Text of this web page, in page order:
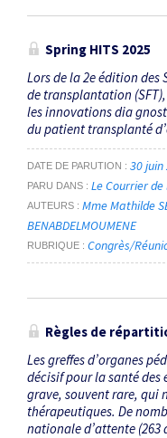
Spring HITS 2025
Lors de la 2e édition des
de transplantation
les innovations dia
du patient transplanté
DATE DE PARUTION 30 juin
PARU DANS Le Courrier
AUTEURS Mme Mathilde
BENABDELMOUMENE
RUBRIQUE Congrès/
Règles de
Les greffes d’organes
décisif pour la santé
grave, souvent rare, qui
thérapeutiques. De
nationale d’attente (263